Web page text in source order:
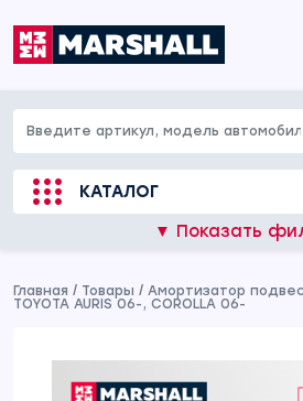
КАТАЛОГ
▼ Показать
Главная / Товары / Амортизатор
TOYOTA AURIS 06-, COROLLA 06-